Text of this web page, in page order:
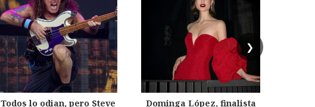
❯
Todos lo odian, pero Steve
Dominga López, finalista